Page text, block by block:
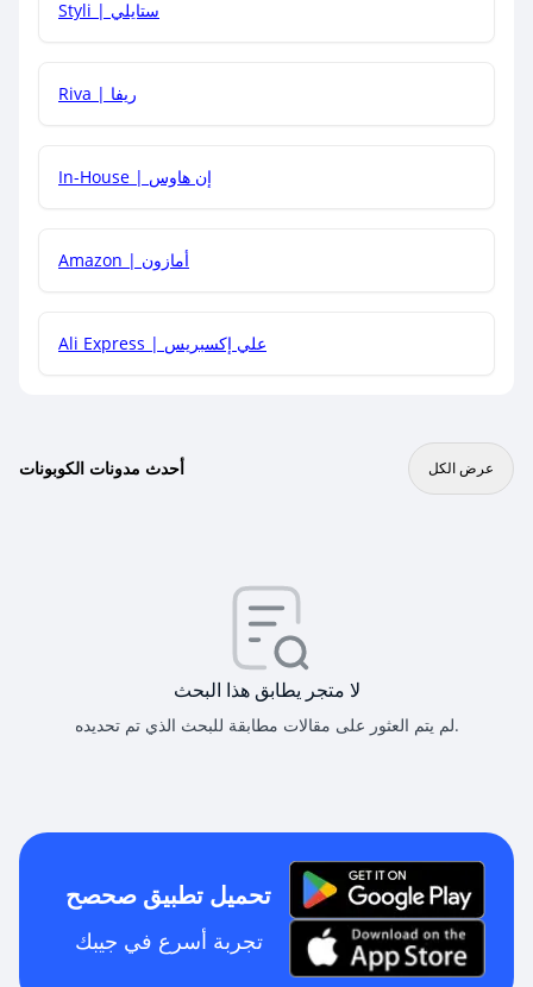
هل يمكنني جمع كود خصم مع العروض الأخرى؟
Styli | ستايلي
Riva | ريفا
In-House | إن هاوس
Amazon | أمازون
Ali Express | علي إكسبريس
أحدث مدونات الكوبونات عرض الكل
لا متجر يطابق هذا البحث
لم يتم العثور على مقالات مطابقة للبحث الذي تم تحديده.
تحميل تطبيق صحصح
تجربة أسرع في جيبك